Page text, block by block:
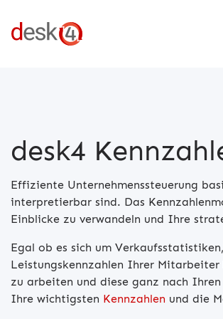
desk4
Effiziente Unternehmenssteuerung
interpretierbar sind. Das
Einblicke zu verwandeln und Ihre
Egal ob es sich um Verkaufsstatistiken,
Leistungskennzahlen Ihrer
zu arbeiten und diese ganz nach
Ihre wichtigsten Kennzahlen und die